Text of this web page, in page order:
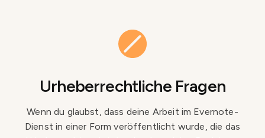
Urheberrechtliche Fragen
Wenn du glaubst, dass deine Arbeit im Evernote-
Dienst in einer Form veröffentlicht wurde, die das